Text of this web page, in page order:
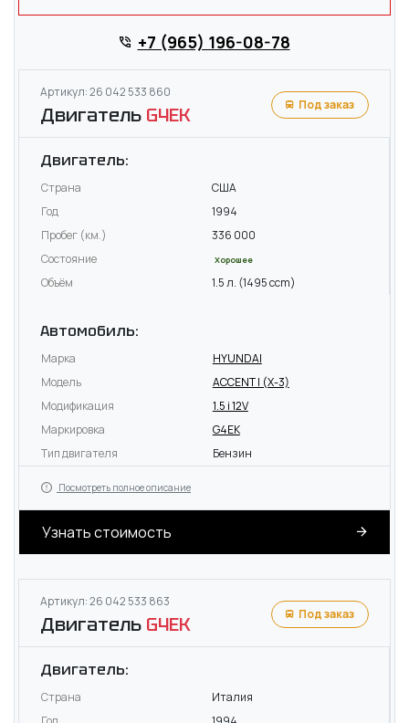
+7 (965) 196-08-78
Артикул: 26 042 533 860
Двигатель G4EK Под заказ
Двигатель:
Страна
США
Год
1994
Пробег (км.)
336 000
Состояние
Хорошее
Объём 1.5 л. (1495 ccm)
Автомобиль:
Марка
HYUNDAI
Модель
ACCENT I (X-3)
Модификация
1.5 i 12V
Маркировка
G4EK
Тип двигателя
Бензин
Посмотреть полное описание
Узнать стоимость
Артикул: 26 042 533 863
Двигатель G4EK Под заказ
Двигатель:
Страна
Италия